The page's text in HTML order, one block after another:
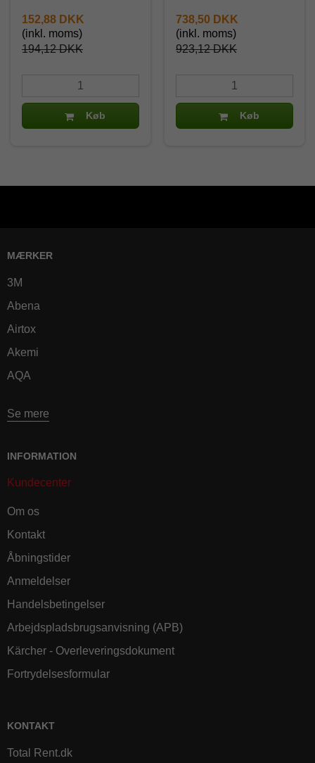
194,12 DKK
152,88 DKK
(inkl. moms)
Køb
923,12 DKK
738,50 DKK
(inkl. moms)
Køb
MÆRKER
3M
Abena
Airtox
Akemi
AQA
Se mere
INFORMATION
Kundecenter
Om os
Kontakt
Åbningstider
Anmeldelser
Handelsbetingelser
Arbejdspladsbrugsanvisning (APB)
Kärcher - Overleveringsdokument
Fortrydelsesformular
KONTAKT
Total Rent.dk